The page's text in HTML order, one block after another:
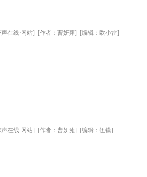
在线·网站] [作者：曹妍雍] [编辑：欧小雷]
在线·网站] [作者：曹妍雍] [编辑：伍镆]